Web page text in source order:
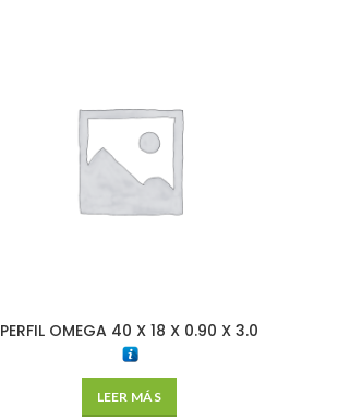
PERFIL OMEGA 40 X 18 X 0.90 X 3.0
LEER MÁS